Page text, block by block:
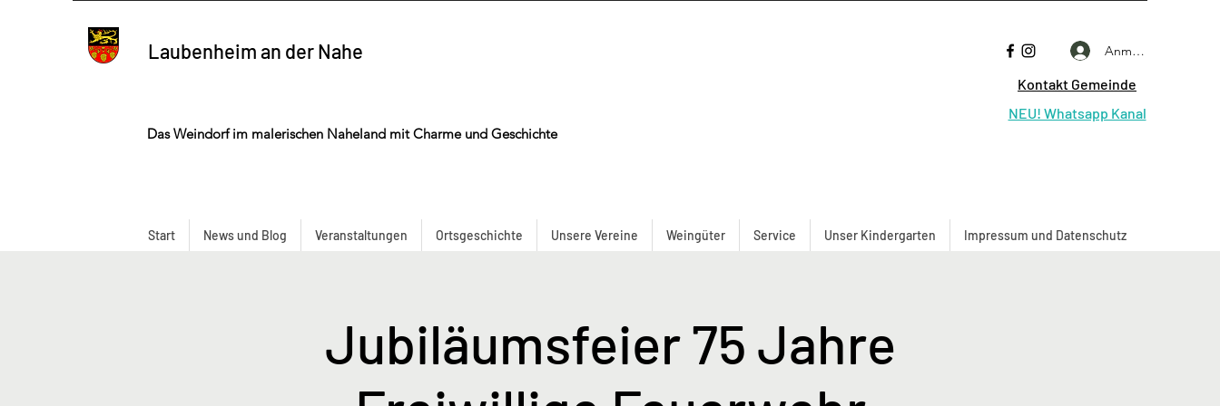
Laubenheim an der Nahe
Das Weindorf im malerischen Naheland mit Charme und Geschichte
Anmelden
Kontakt Gemeinde
NEU! Whatsapp Kanal
Start News und Blog Veranstaltungen Ortsgeschichte Unsere Vereine Weingüter Service Unser Kindergarten Impressum und Datenschutz
Jubiläumsfeier 75 Jahre